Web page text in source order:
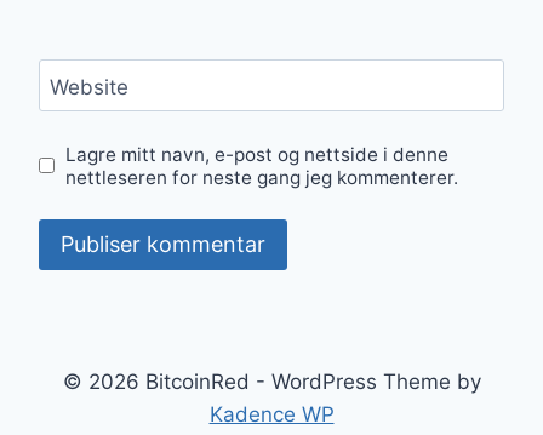
Website
Lagre mitt navn, e-post og nettside i denne
nettleseren for neste gang jeg kommenterer.
© 2026 BitcoinRed - WordPress Theme by
Kadence WP